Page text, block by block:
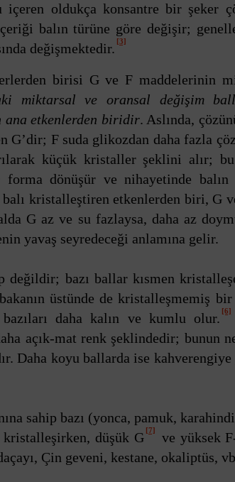
içeren oldukça konsantre bir şeker
balın türüne göre değişir;
değişmektedir. [3]
birisi G ve F maddelerinin
miktarsal ve oransal değişim
ana etkenlerden biridir. Aslında,
G’dir; F suda glikozdan daha fazla
küçük kristaller şeklini alır;
dönüşür ve nihayetinde balın
balı kristalleştiren etkenlerden biri, G
G az ve su fazlaysa, daha az
yavaş seyredeceği anlamına gelir.
bazı ballar kısmen
üstünde de kristalleşmemiş bir
bazıları daha kalın ve kumlu olur. [6]
açık-mat renk şeklindedir; bunun
Daha koyu ballarda ise
sahip bazı (yonca, pamuk,
düşük G [7]
ve yüksek
Çin geveni, kestane, okaliptüs,